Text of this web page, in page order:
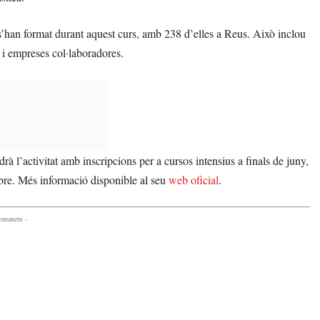
format durant aquest curs, amb 238 d’elles a Reus. Això inclou
col·laboradores.
l’activitat amb inscripcions per a cursos intensius a finals de juny,
Més informació disponible al seuweb oficial.
-